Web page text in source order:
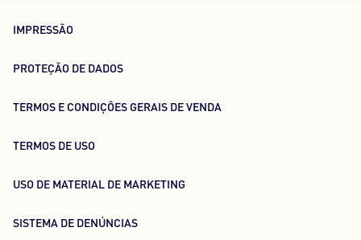
IMPRESSÃO
PROTEÇÃO DE DADOS
TERMOS E CONDIÇÕES GERAIS DE VENDA
TERMOS DE USO
USO DE MATERIAL DE MARKETING
SISTEMA DE DENÚNCIAS